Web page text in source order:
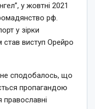
у жовтні 2021
рф.
у зірки
став виступ Орейро
не сподобалось, що
пропагандою
православні